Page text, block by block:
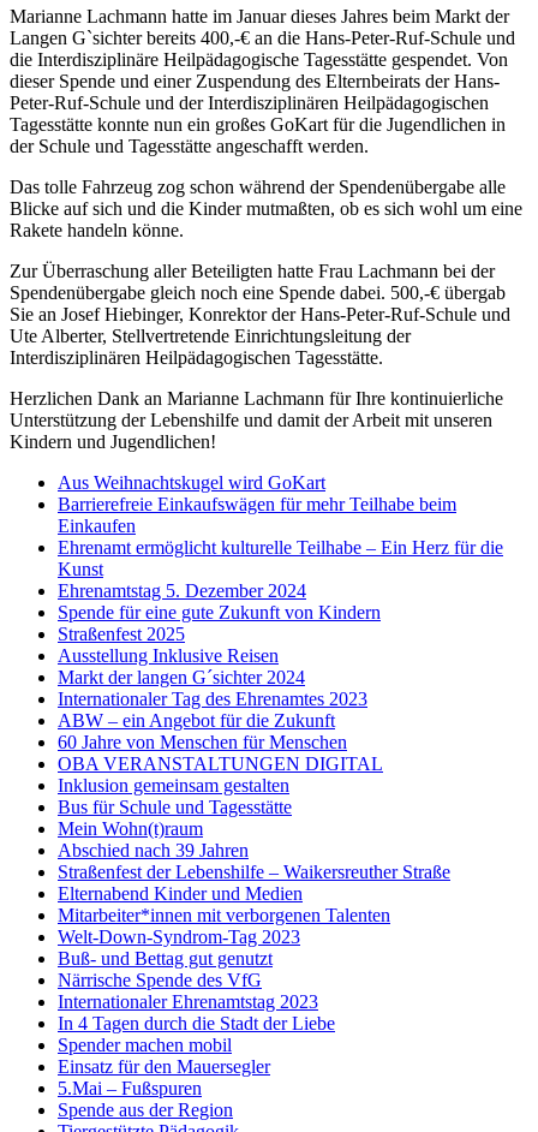
Marianne Lachmann hatte im Januar dieses Jahres beim Markt der
Langen G`sichter bereits 400,-€ an die Hans-Peter-Ruf-Schule und
die Interdisziplinäre Heilpädagogische Tagesstätte gespendet. Von
dieser Spende und einer Zuspendung des Elternbeirats der Hans-
Peter-Ruf-Schule und der Interdisziplinären Heilpädagogischen
Tagesstätte konnte nun ein großes GoKart für die Jugendlichen in
der Schule und Tagesstätte angeschafft werden.
Das tolle Fahrzeug zog schon während der Spendenübergabe alle
Blicke auf sich und die Kinder mutmaßten, ob es sich wohl um eine
Rakete handeln könne.
Zur Überraschung aller Beteiligten hatte Frau Lachmann bei der
Spendenübergabe gleich noch eine Spende dabei. 500,-€ übergab
Sie an Josef Hiebinger, Konrektor der Hans-Peter-Ruf-Schule und
Ute Alberter, Stellvertretende Einrichtungsleitung der
Interdisziplinären Heilpädagogischen Tagesstätte.
Herzlichen Dank an Marianne Lachmann für Ihre kontinuierliche
Unterstützung der Lebenshilfe und damit der Arbeit mit unseren
Kindern und Jugendlichen!
Aus Weihnachtskugel wird GoKart
Barrierefreie Einkaufswägen für mehr Teilhabe beim
Einkaufen
Ehrenamt ermöglicht kulturelle Teilhabe – Ein Herz für die
Kunst
Ehrenamtstag 5. Dezember 2024
Spende für eine gute Zukunft von Kindern
Straßenfest 2025
Ausstellung Inklusive Reisen
Markt der langen G´sichter 2024
Internationaler Tag des Ehrenamtes 2023
ABW – ein Angebot für die Zukunft
60 Jahre von Menschen für Menschen
OBA VERANSTALTUNGEN DIGITAL
Inklusion gemeinsam gestalten
Bus für Schule und Tagesstätte
Mein Wohn(t)raum
Abschied nach 39 Jahren
Straßenfest der Lebenshilfe – Waikersreuther Straße
Elternabend Kinder und Medien
Mitarbeiter*innen mit verborgenen Talenten
Welt-Down-Syndrom-Tag 2023
Buß- und Bettag gut genutzt
Närrische Spende des VfG
Internationaler Ehrenamtstag 2023
In 4 Tagen durch die Stadt der Liebe
Spender machen mobil
Einsatz für den Mauersegler
5.Mai – Fußspuren
Spende aus der Region